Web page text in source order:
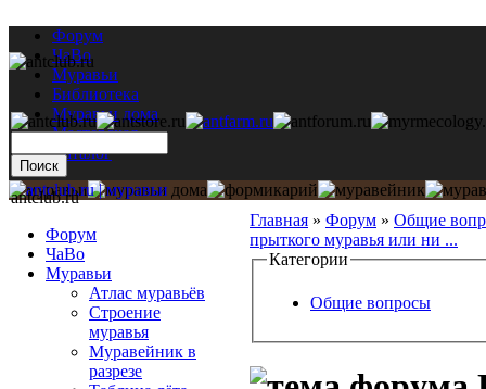
Форум
ЧаВо
Муравьи
Библиотека
Муравьи дома
Мастерская
Каталог
Главная » Форум » Общие
прыткого муравья или ни ...
Категории
Общие вопросы
antclub.ru
Форум
ЧаВо
Муравьи
Атлас муравьёв
Строение
муравья
Муравейник в
разрезе